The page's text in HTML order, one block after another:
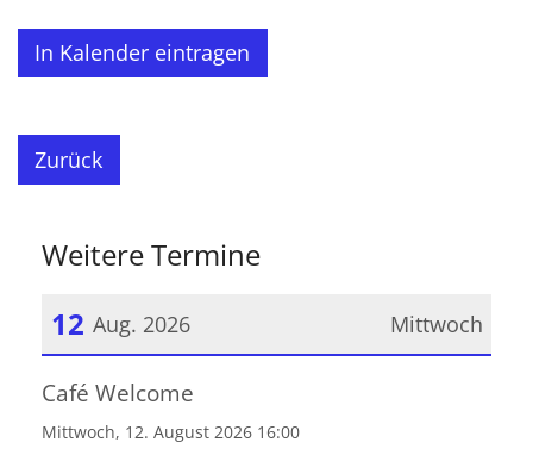
In Kalender eintragen
Zurück
Weitere Termine
Mittwoch
12 Aug. 2026
Datum: 12. August 2026
Café Welcome
Mittwoch, 12. August 2026 16:00